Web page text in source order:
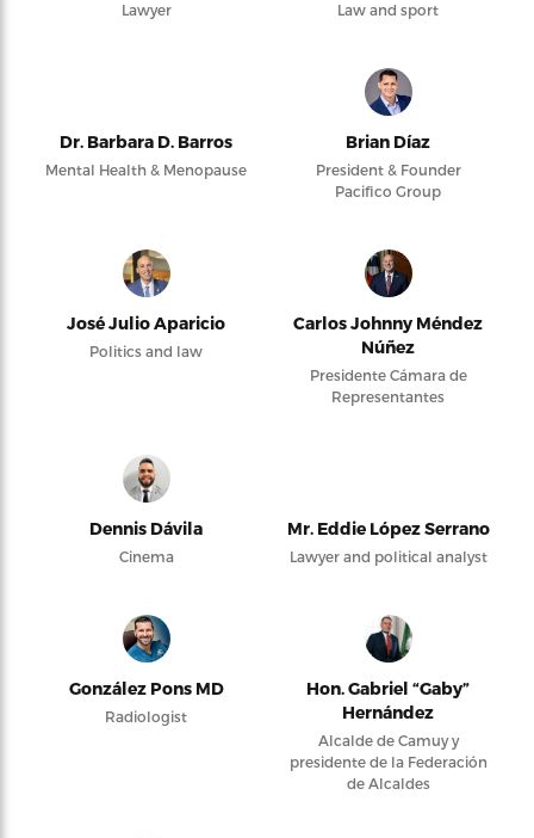
Lawyer Law and sport
Dr. Barbara D. Barros
Mental Health & Menopause
Brian Díaz
President & Founder
Pacifico Group
José Julio Aparicio
Politics and law
Carlos Johnny Méndez
Núñez
Presidente Cámara de
Representantes
Dennis Dávila
Cinema
Mr. Eddie López Serrano
Lawyer and political analyst
González Pons MD
Radiologist
Hon. Gabriel “Gaby”
Hernández
Alcalde de Camuy y
presidente de la Federación
de Alcaldes